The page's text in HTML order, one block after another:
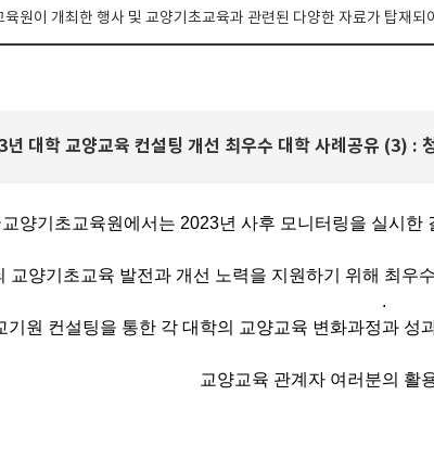
원이 개최한 행사 및 교양기초교육과 관련된 다양한 자료가 탑재되
대학 교양교육 컨설팅 개선 최우수 대학 사례공유 (3) :
양기초교육원에서는 2023년 사후 모니터링을 실시한
교양기초교육 발전과 개선 노력을 지원하기 위해 최우
.
기원 컨설팅을 통한 각 대학의 교양교육 변화과정과 성
교양교육 관계자 여러분의 활